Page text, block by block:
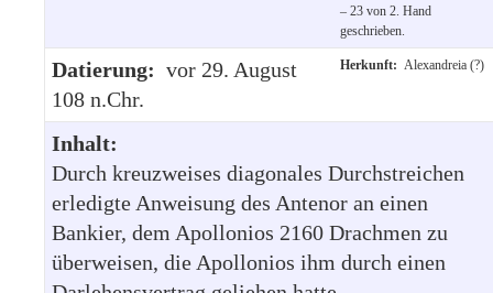
– 23 von 2. Hand
geschrieben.
Datierung: vor 29. August
108 n.Chr.
Herkunft: Alexandreia (?)
Inhalt:
Durch kreuzweises diagonales Durchstreichen
erledigte Anweisung des Antenor an einen
Bankier, dem Apollonios 2160 Drachmen zu
überweisen, die Apollonios ihm durch einen